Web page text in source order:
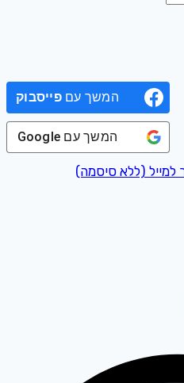
המשך עםפייסבוק
המשך עם Google
(ללא סיסמה)